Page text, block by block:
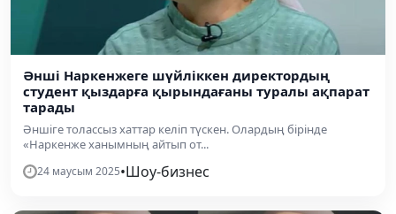
Әнші Наркенжеге шүйліккен директордың
студент қыздарға қырындағаны туралы ақпарат
тарады
Әншіге толассыз хаттар келіп түскен. Олардың бірінде
«Наркенже ханымның айтып от...
24 маусым 2025•Шоу-бизнес